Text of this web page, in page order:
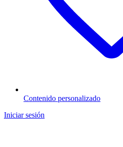
Contenido personalizado
Iniciar sesión